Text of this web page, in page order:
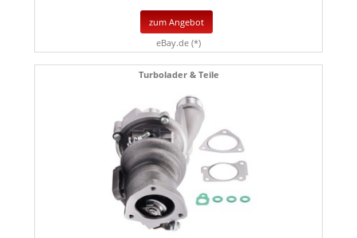
zum Angebot
eBay.de (*)
Turbolader & Teile